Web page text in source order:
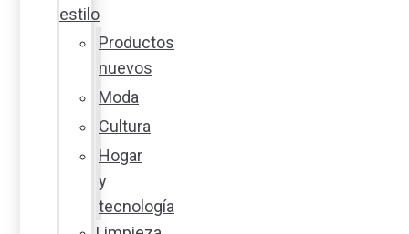
estilo
Productos
nuevos
Moda
Cultura
Hogar
y
tecnología